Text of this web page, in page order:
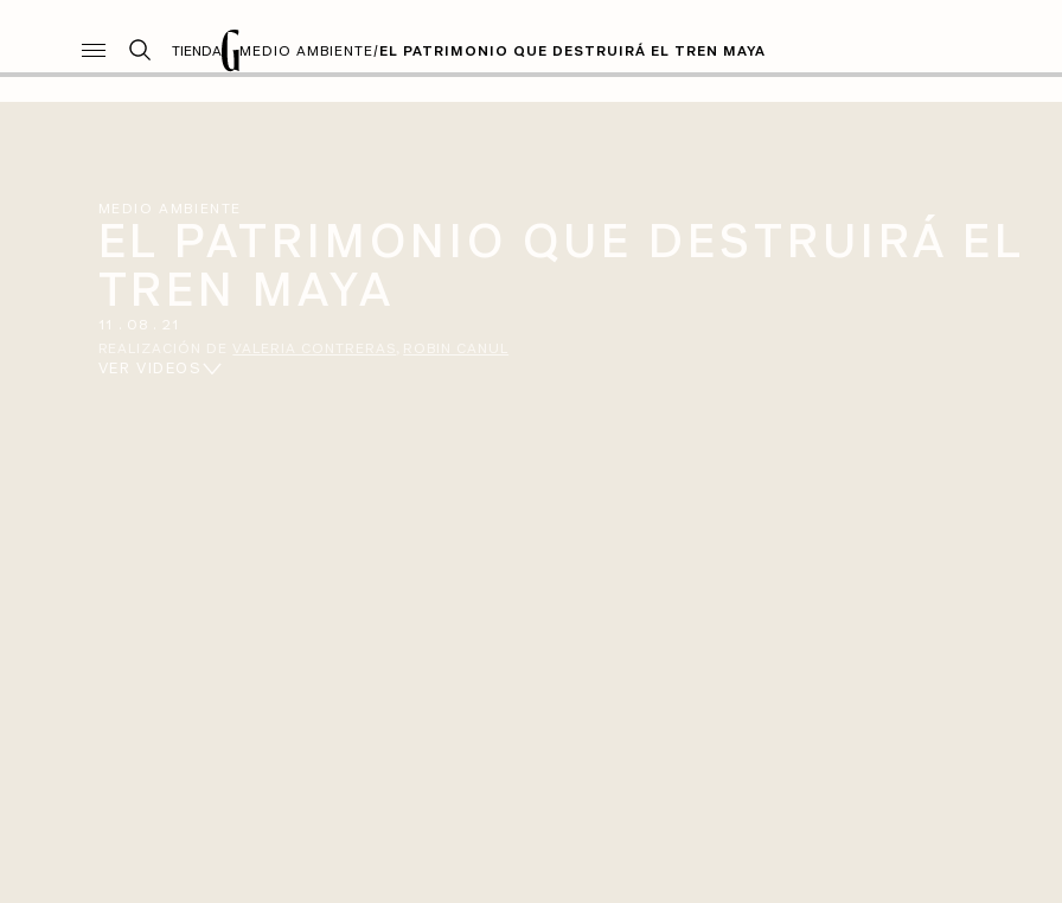
TIENDA MEDIO AMBIENTE/EL PATRIMONIO QUE DESTRUIRÁ EL TREN MAYA
MEDIO AMBIENTE
EL PATRIMONIO QUE DESTRUIRÁ EL
TREN MAYA
11 08
21
VER VIDEOS